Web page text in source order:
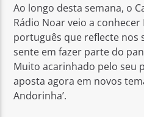
Rádio No ar
Ao longo desta semana, o
Rádio Noar veio a
português que reflecte nos
sente em fazer parte do
Muito acarinhado pelo seu
aposta agora em novos
Andorinha’.